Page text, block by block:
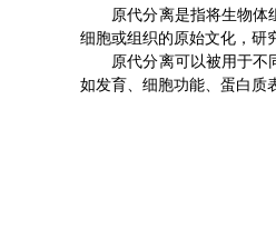
原代分离是指将生物体组
细胞或组织的原始文化，研
原代分离可以被用于不同
如发育、细胞功能、蛋白质